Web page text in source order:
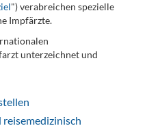
") verabreichen spezielle
Impfärzte.
unterzeichnet und